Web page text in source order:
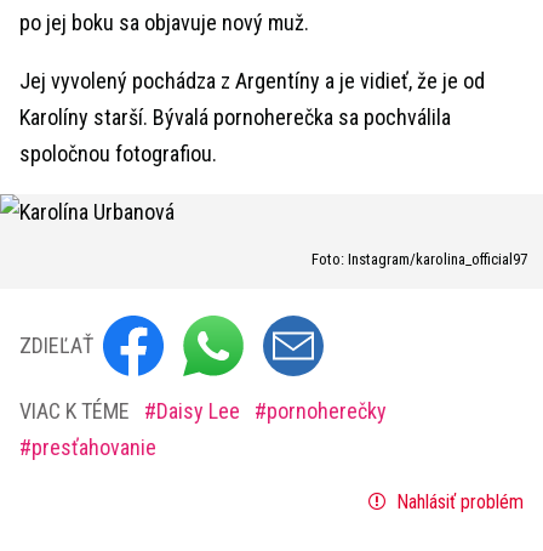
po jej boku sa objavuje nový muž.
Jej vyvolený pochádza z Argentíny a je vidieť, že je od
Karolíny starší. Bývalá pornoherečka sa pochválila
spoločnou fotografiou.
Foto: Instagram/karolina_official97
ZDIEĽAŤ
VIAC K TÉME Daisy Lee
pornoherečky
presťahovanie
Nahlásiť problém